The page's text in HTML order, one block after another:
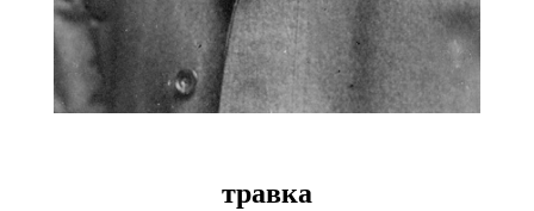
травка